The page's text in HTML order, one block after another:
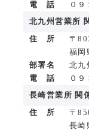
電 話
０９
北九州営業所
住 所
〒
福岡
部署名
北九
電 話
０９
長崎営業所 関
住 所
〒
長崎